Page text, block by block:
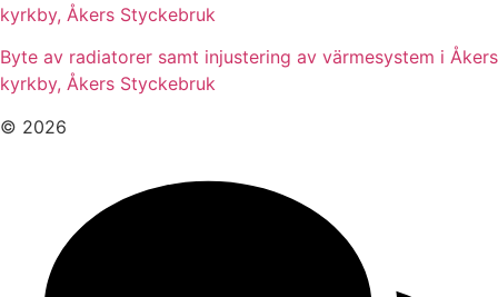
kyrkby, Åkers Styckebruk
Byte av radiatorer samt injustering av värmesystem i Åkers
kyrkby, Åkers Styckebruk
© 2026